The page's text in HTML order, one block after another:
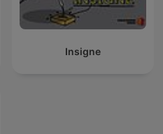
Insigne